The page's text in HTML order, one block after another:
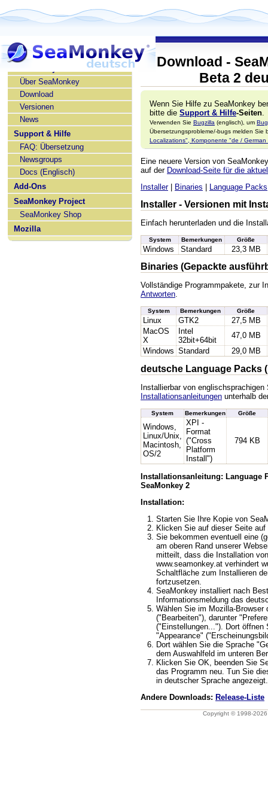
SeaMonkey deutsch
Über SeaMonkey
Download
Versionen
News
Support & Hilfe
FAQ: Übersetzung
Newsgroups
Docs (Englisch)
Add-Ons
SeaMonkey Project
SeaMonkey Shop
Mozilla
Download -
Beta 2
Wenn Sie Hilfe zu SeaMonkey
bitte die Support & Hilfe-Seiten
Verwenden Sie Bugzilla (englisch), um
Übersetzungsprobleme/-bugs melden Sie
Localizations", Komponente "de / German
Eine neuere Version von
auf der Download-Seite für die
Installer| Binaries | Language Packs
Installer - Versionen mit
Einfach herunterladen und die
System Bemerkungen Größe
Windows Standard 23,3 MB
Binaries (Gepackte
Vollständige Programmpakete, zur
Antworten.
System Bemerkungen Größe
Linux GTK2
27,5 MB
MacOS
X
Intel
32bit+64bit
47,0 MB
Windows Standard 29,0 MB
deutsche Language Packs
Installierbar von
Installationsanleitungen unterhalb
System Bemerkungen Größe
Windows,
Linux/Unix,
Macintosh,
OS/2
XPI -
Format
("Cross
Platform
Install")
794 KB
Installationsanleitung: Language
SeaMonkey 2
Installation:
Starten Sie Ihre Kopie von
Klicken Sie auf dieser Seite
Sie bekommen eventuell eine
am oberen Rand unserer
mitteilt, dass die Installation
www.seamonkey.at verhindert
Schaltfläche zum Installieren
fortzusetzen.
SeaMonkey installiert nach
Informationsmeldung das
Wählen Sie im Mozilla-Browser
("Bearbeiten"), darunter
("Einstellungen..."). Dort öffnen
"Appearance"
Dort wählen Sie die Sprache
dem Auswahlfeld im unteren
Klicken Sie OK, beenden Sie
das Programm neu. Tun Sie
in deutscher Sprache angezeigt.
Andere Downloads: Release-Liste
Copyright © 1998-